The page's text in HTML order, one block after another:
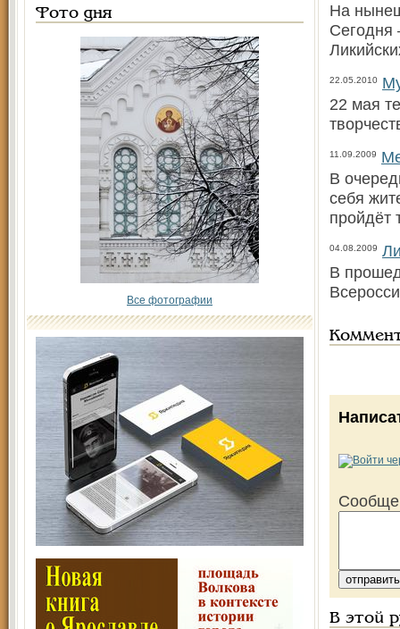
Фото дня
Все фотографии
На
Сегодня
22.05.2010
22 мая
11.09.2009
В
себя
пройдёт
04.08.2009
В
В этой